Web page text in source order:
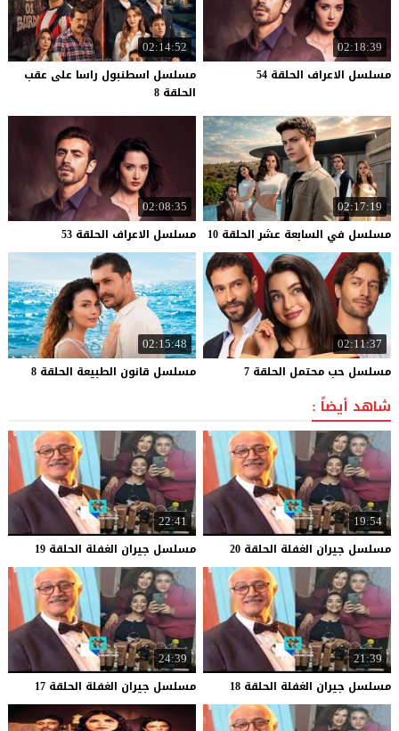
02:18:39
مسلسل الاعراف الحلقة 54
02:14:52
مسلسل اسطنبول راسا على عقب
الحلقة 8
02:17:19
مسلسل في السابعة عشر الحلقة 10
02:08:35
مسلسل الاعراف الحلقة 53
02:11:37
مسلسل حب محتمل الحلقة 7
02:15:48
مسلسل قانون الطبيعة الحلقة 8
شاهد أيضاً :
19:54
مسلسل جيران الغفلة الحلقة 20
22:41
مسلسل جيران الغفلة الحلقة 19
21:39
مسلسل جيران الغفلة الحلقة 18
24:39
مسلسل جيران الغفلة الحلقة 17